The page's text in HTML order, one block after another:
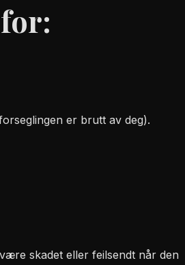
er brutt av deg).
skadet eller feilsendt når den